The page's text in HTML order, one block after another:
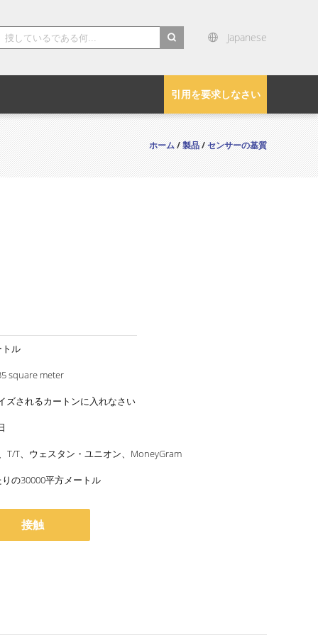
Japanese
引用を要求しなさい
ホーム/製品/センサーの基質
トル
square meter
ズされるカートンに入れなさい
T/T、ウェスタン・ユニオン、MoneyGram
の30000平方メートル
接触